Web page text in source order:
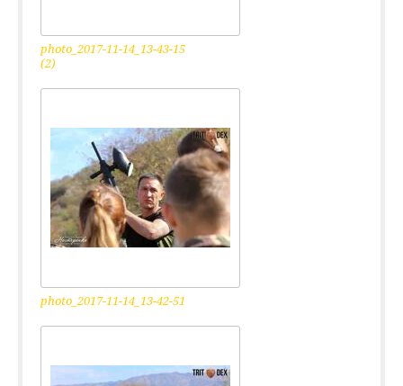
photo_2017-11-14_13-43-15
(2)
photo_2017-11-14_13-42-51